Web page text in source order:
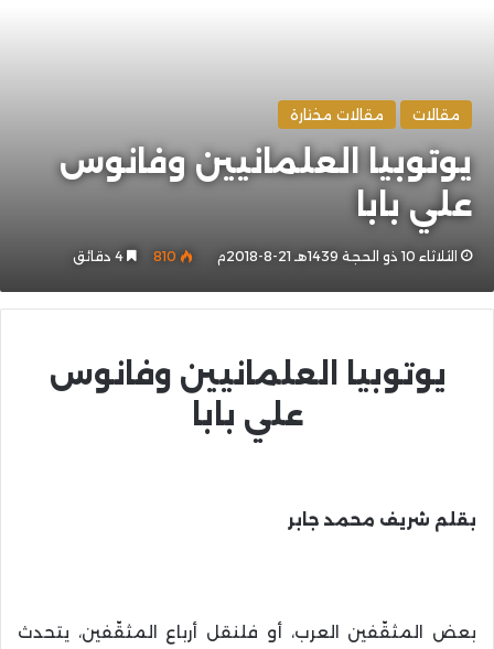
مقالات مقالات مختارة
يوتوبيا العلمانيين وفانوس
علي بابا
الثلاثاء 10 ذو الحجة 1439هـ 21-8-2018م 810
يوتوبيا العلمانيين وفانوس
علي بابا
بقلم شريف محمد جابر
بعض المثقّفين العرب، أو فلنقل أرباع المثقّفين، يتحدث